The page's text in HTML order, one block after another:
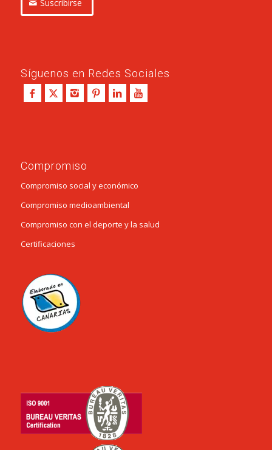
Suscribirse
Síguenos en Redes Sociales
Compromiso
Compromiso social y económico
Compromiso medioambiental
Compromiso con el deporte y la salud
Certificaciones